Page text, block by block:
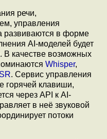
речи,
управления
развиваются в форме
AI-моделей будет
В качестве возможных
Whisper,
. Сервис управления
горячей клавиши,
через API к AI-
в неё звуковой
потоки